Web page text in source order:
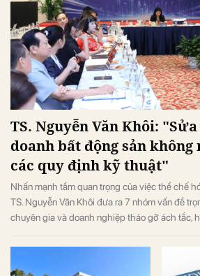
TS. Nguyễn Văn Khôi:
doanh bất động sản không
các quy định kỹ thuật"
Nhấn mạnh tầm quan trọng của việc thể chế
TS. Nguyễn Văn Khôi đưa ra 7 nhóm vấn đề
chuyên gia và doanh nghiệp tháo gỡ ách tắc,